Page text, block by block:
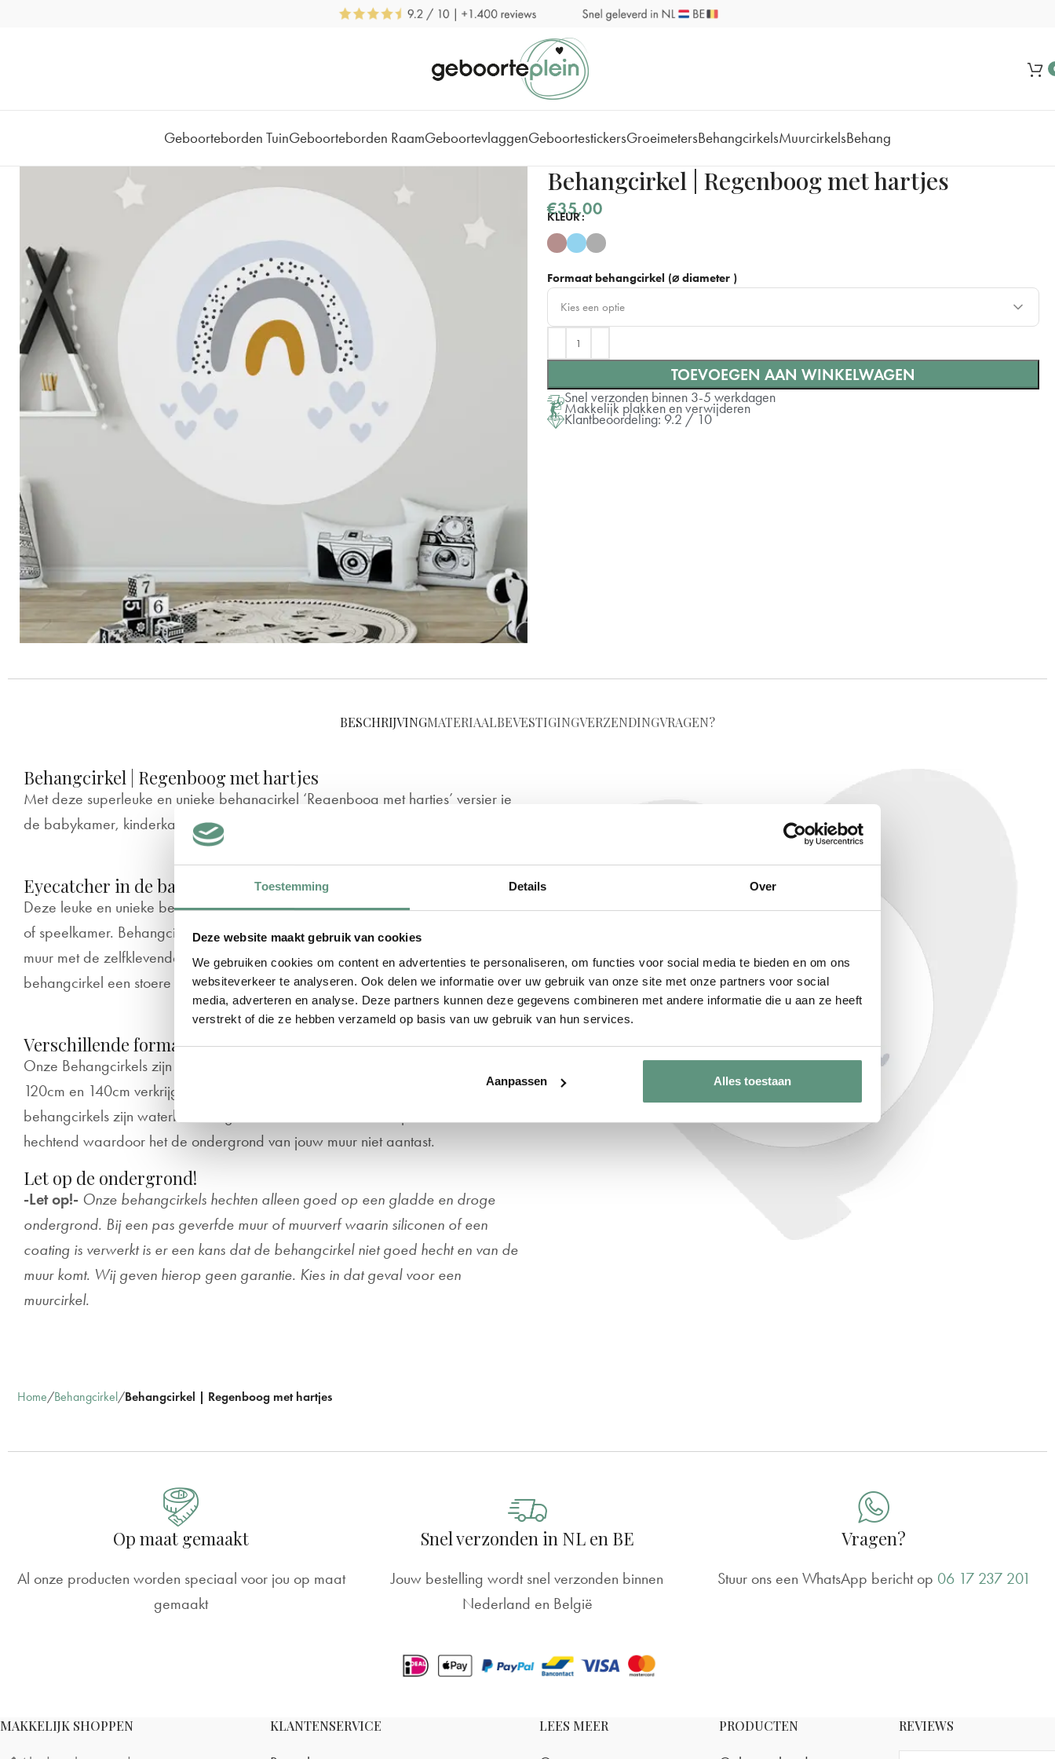
Toestemming Details Over
Deze website maakt gebruik van cookies
We gebruiken cookies om content en advertenties te personaliseren, om functies voor social media te bieden en om ons
websiteverkeer te analyseren. Ook delen we informatie over uw gebruik van onze site met onze partners voor social
media, adverteren en analyse. Deze partners kunnen deze gegevens combineren met andere informatie die u aan ze heeft
verstrekt of die ze hebben verzameld op basis van uw gebruik van hun services.
Aanpassen Alles toestaan
Geboorteborden TuinGeboorteborden RaamGeboortevlaggenGeboortestickersGroeimetersBehangcirkelsMuurcirkelsBehang
Behangcirkel | Regenboog met hartjes
€35,00
KLEUR
Formaat behangcirkel (⌀ diameter )
Kies een optie
⌀ 40 cm
⌀ 80 cm
TOEVOEGEN AAN WINKELWAGEN
Snel verzonden binnen 3-5 werkdagen
Makkelijk plakken en verwijderen
Klantbeoordeling: 9.2 / 10
BESCHRIJVINGMATERIAALBEVESTIGINGVERZENDINGVRAGEN?
Behangcirkel | Regenboog met hartjes
Met deze superleuke en unieke behangcirkel ‘Regenboog met hartjes’ versier je
de babykamer, kinderkamer of speelkamer in een handomdraai!
Eyecatcher in de baby- of kinderkamer
Deze leuke en unieke behangcirkel staat erg leuk in de babykamer, kinderkamer
of speelkamer. Behangcirkel ‘Regenboog met hartjes’ plaats je eenvoudig op de
muur met de zelfklevende achterzijde. Door de matte textiel uitstraling krijgt de
behangcirkel een stoere look. Wedden dat het geweldig staat?
Verschillende formaten
Onze Behangcirkels zijn in de diametermaten 40cm, 60cm, 80cm, 100cm,
120cm en 140cm verkrijgbaar en worden op maat geproduceerd. De
behangcirkels zijn waterbestendig & scheurvast. Daarnaast zijn ze hard-
hechtend waardoor het de ondergrond van jouw muur niet aantast.
Let op de ondergrond!
-Let op!- Onze behangcirkels hechten alleen goed op een gladde en droge
ondergrond. Bij een pas geverfde muur of muurverf waarin siliconen of een
coating is verwerkt is er een kans dat de behangcirkel niet goed hecht en van de
muur komt. Wij geven hierop geen garantie. Kies in dat geval voor een
muurcirkel.
Home Behangcirkel Behangcirkel | Regenboog met hartjes
Op maat gemaakt
Al onze producten worden speciaal voor jou op maat
gemaakt
Snel verzonden in NL en BE
Jouw bestelling wordt snel verzonden binnen
Nederland en België
Vragen?
Stuur ons een WhatsApp bericht op 06 17 237 201
MAKKELIJK SHOPPEN KLANTENSERVICE LEES MEER PRODUCTEN REVIEWS